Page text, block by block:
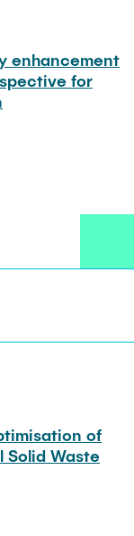
enhancement
for
of
Solid Waste